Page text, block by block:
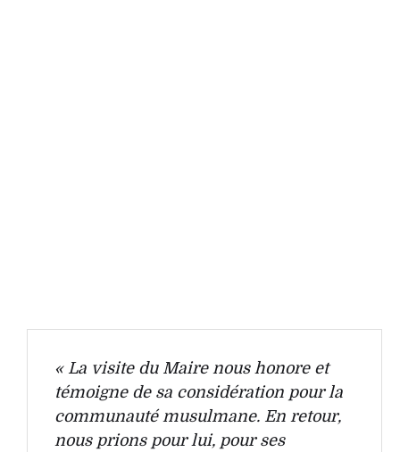
« La visite du Maire nous honore et
témoigne de sa considération pour la
communauté musulmane. En retour,
nous prions pour lui, pour ses